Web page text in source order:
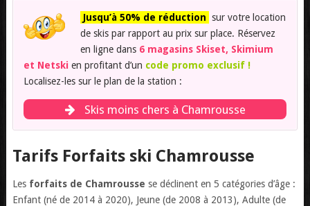
Jusqu’à 50% de réduction sur votre location
de skis par rapport au prix sur place. Réservez
en ligne dans 6 magasins Skiset, Skimium
et Netskien profitant d’un code promo exclusif !
Localisez-les sur le plan de la station :
Skis moins chers à Chamrousse
Tarifs Forfaits ski Chamrousse
Les forfaits de Chamrousse se déclinent en 5 catégories d’âge :
Enfant (né de 2014 à 2020), Jeune (de 2008 à 2013), Adulte (de